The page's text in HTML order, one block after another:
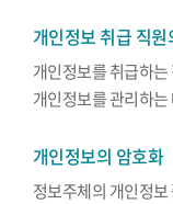
개인정보 취급 직
개인정보를 취급하
개인정보를 관리하
개인정보의 암호화
정보주체의 개인정